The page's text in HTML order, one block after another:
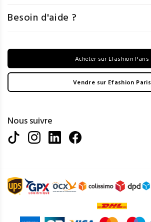
Besoin d'aide ?
Acheter sur Efashion Paris
Vendre sur Efashion Paris
Nous suivre